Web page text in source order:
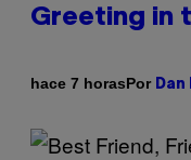
Greeting in
hace 7 horasPor Dan